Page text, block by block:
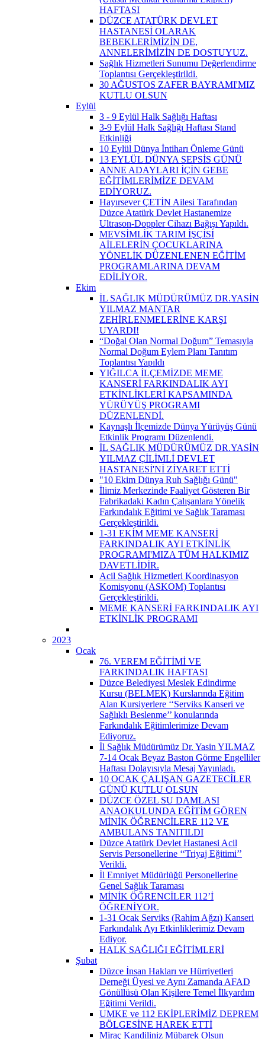
HAFTASI
DÜZCE ATATÜRK DEVLET
HASTANESİ OLARAK
BEBEKLERİMİZİN DE,
ANNELERİMİZİN DE DOSTUYUZ.
Sağlık Hizmetleri Sunumu Değerlendirme
Toplantısı Gerçekleştirildi.
30 AĞUSTOS ZAFER BAYRAMI'MIZ
KUTLU OLSUN
Eylül
3 - 9 Eylül Halk Sağlığı Haftası
3-9 Eylül Halk Sağlığı Haftası Stand
Etkinliği
10 Eylül Dünya İntiharı Önleme Günü
13 EYLÜL DÜNYA SEPSİS GÜNÜ
ANNE ADAYLARI İÇİN GEBE
EĞİTİMLERİMİZE DEVAM
EDİYORUZ.
Hayırsever ÇETİN Ailesi Tarafından
Düzce Atatürk Devlet Hastanemize
Ultrason-Doppler Cihazı Bağışı Yapıldı.
MEVSİMLİK TARIM İŞÇİSİ
AİLELERİN ÇOCUKLARINA
YÖNELİK DÜZENLENEN EĞİTİM
PROGRAMLARINA DEVAM
EDİLİYOR.
Ekim
İL SAĞLIK MÜDÜRÜMÜZ DR.YASİN
YILMAZ MANTAR
ZEHİRLENMELERİNE KARŞI
UYARDI!
“Doğal Olan Normal Doğum” Temasıyla
Normal Doğum Eylem Planı Tanıtım
Toplantısı Yapıldı
YIĞILCA İLÇEMİZDE MEME
KANSERİ FARKINDALIK AYI
ETKİNLİKLERİ KAPSAMINDA
YÜRÜYÜŞ PROGRAMI
DÜZENLENDİ.
Kaynaşlı İlçemizde Dünya Yürüyüş Günü
Etkinlik Programı Düzenlendi.
İL SAĞLIK MÜDÜRÜMÜZ DR.YASİN
YILMAZ ÇİLİMLİ DEVLET
HASTANESİ'Nİ ZİYARET ETTİ
"10 Ekim Dünya Ruh Sağlığı Günü"
İlimiz Merkezinde Faaliyet Gösteren Bir
Fabrikadaki Kadın Çalışanlara Yönelik
Farkındalık Eğitimi ve Sağlık Taraması
Gerçekleştirildi.
1-31 EKİM MEME KANSERİ
FARKINDALIK AYI ETKİNLİK
PROGRAMI'MIZA TÜM HALKIMIZ
DAVETLİDİR.
Acil Sağlık Hizmetleri Koordinasyon
Komisyonu (ASKOM) Toplantısı
Gerçekleştirildi.
MEME KANSERİ FARKINDALIK AYI
ETKİNLİK PROGRAMI
2023
Ocak
76. VEREM EĞİTİMİ VE
FARKINDALIK HAFTASI
Düzce Belediyesi Meslek Edindirme
Kursu (BELMEK) Kurslarında Eğitim
Alan Kursiyerlere ‘‘Serviks Kanseri ve
Sağlıklı Beslenme’’ konularında
Farkındalık Eğitimlerimize Devam
Ediyoruz.
İl Sağlık Müdürümüz Dr. Yasin YILMAZ
7-14 Ocak Beyaz Baston Görme Engelliler
Haftası Dolayısıyla Mesaj Yayınladı.
10 OCAK ÇALIŞAN GAZETECİLER
GÜNÜ KUTLU OLSUN
DÜZCE ÖZEL SU DAMLASI
ANAOKULUNDA EĞİTİM GÖREN
MİNİK ÖĞRENCİLERE 112 VE
AMBULANS TANITILDI
Düzce Atatürk Devlet Hastanesi Acil
Servis Personellerine ‘‘Triyaj Eğitimi’’
Verildi.
İl Emniyet Müdürlüğü Personellerine
Genel Sağlık Taraması
MİNİK ÖĞRENCİLER 112’İ
ÖĞRENİYOR.
1-31 Ocak Serviks (Rahim Ağzı) Kanseri
Farkındalık Ayı Etkinliklerimiz Devam
Ediyor.
HALK SAĞLIĞI EĞİTİMLERİ
Şubat
Düzce İnsan Hakları ve Hürriyetleri
Derneği Üyesi ve Aynı Zamanda AFAD
Gönüllüsü Olan Kişilere Temel İlkyardım
Eğitimi Verildi.
UMKE ve 112 EKİPLERİMİZ DEPREM
BÖLGESİNE HAREK ETTİ
Miraç Kandiliniz Mübarek Olsun